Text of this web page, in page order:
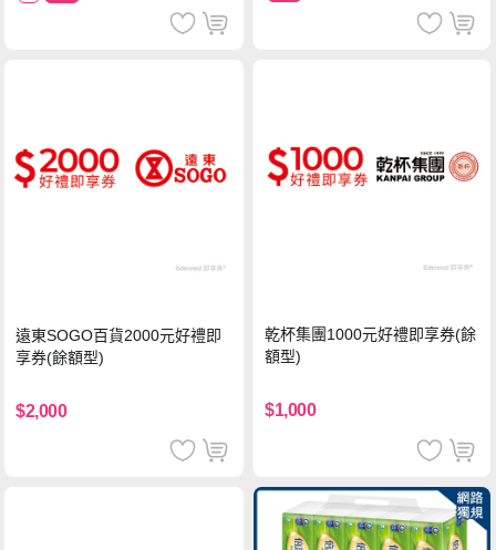
遠東SOGO百貨2000元好禮即
享券(餘額型)
$2,000
乾杯集團1000元好禮即享券(餘
額型)
$1,000